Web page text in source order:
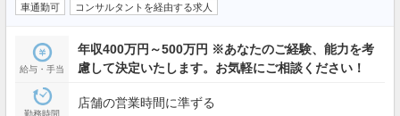
車通勤可
コンサルタントを経由する求人
給与・手当
年収400万円～500万円 ※あなたのご経験、能力を考
慮して決定いたします。お気軽にご相談ください！
勤務時間
店舗の営業時間に準ずる